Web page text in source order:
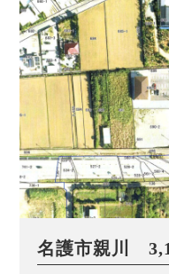
名護市親川